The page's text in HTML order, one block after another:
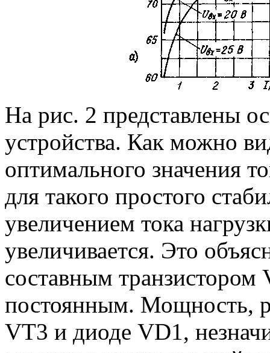
На рис. 2 представлены
устройства. Как можно
оптимального значения
для такого простого
увеличением тока
увеличивается. Это
составным транзистором
постоянным. Мощность,
VT3 и диоде VD1,